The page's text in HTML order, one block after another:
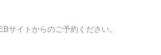
サイトからのご予約ください。